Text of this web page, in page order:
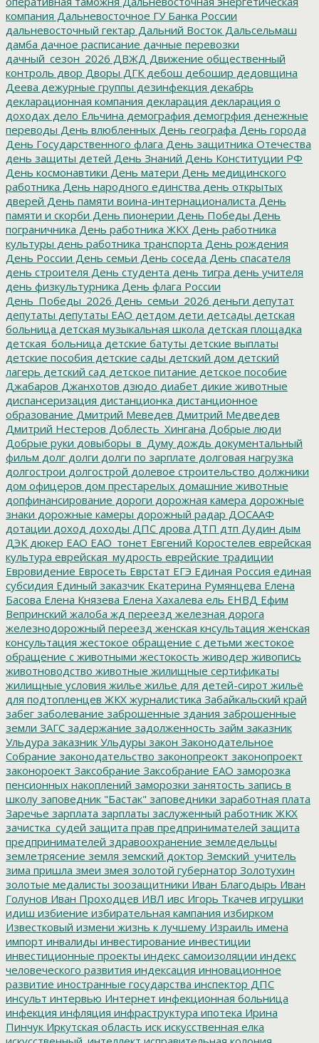
компания Дальневосточное ГУ Банка России
дальневосточный гектар Дальний Восток Дальсельмаш
дамба дачное расписание дачные перевозки
дачный_сезон_2026 ДВЖД Движение общественный
контроль двор Дворы ДГК дебош дебошир дедовщина
Деева дежурные группы дезинфекция декабрь
декларационная компания декларация декларация о
доходах дело Ельчина демография демогрфия денежные
переводы День влюбленных День географа День города
День Государственного флага День защитника Отечества
день защиты детей День Знаний День Конституции РФ
День космонавтики День матери День медицинского
работника День народного единства день открытых
дверей День памяти воина-интернационалиста День
памяти и скорби День пионерии День Победы День
пограничника День работника ЖКХ День работника
культуры день работника транспорта День рождения
День России День семьи День соседа День спасателя
день строителя День студента день тигра день учителя
день физкультурника День флага России
День_Победы_2026 День_семьи_2026 деньги депутат
депутаты депутаты ЕАО детдом дети детсады детская
больница детская музыкальная школа детская площадка
детская_больница детские батуты детские выплаты
детские пособия детские сады детский дом детский
лагерь детский сад детское питание детское пособие
Джабаров Джанхотов дзюдо диабет дикие животные
диспансеризация дистанционка дистанционное
образование Дмитрий Меведев Дмитрий Медведев
Дмитрий Нестеров Доблесть_Хингана Добрые люди
Добрые руки довыборы_в_Думу дождь документальный
фильм долг долги долги по зарплате долговая нагрузка
долгострои долгострой долевое строительство должники
дом офицеров дом престарелых домашние животные
допфинансирование дороги дорожная камера дорожные
знаки дорожные камеры дорожный радар ДОСААФ
дотации доход доходы ДПС дрова ДТП дтп Дудин дым
ДЭК дюкер ЕАО ЕАО_тонет Евгений Коростелев еврейская
культура еврейская_мудрость еврейские традиции
Евровидение Евросеть Еврстат ЕГЭ Единая Россия единая
субсидия Единый заказчик Екатерина Румянцева Елена
Басова Елена Князева Елена Хахалева ель ЕНВД Ефим
Вепринский жалоба жд переезд железная дорога
железнодорожный переезд женская кнсультация женская
консультация жестокое обращение с детьми жестокое
обращение с животными жестокость живодер живопись
животноводство животные жилищные сертификаты
жилищные условия жилье жилье для детей-сирот жильё
для подтопленцев ЖКХ журналистика Забайкальский край
забег заболевание заброшенные здания заброшенные
земли ЗАГС задержание задолженность займ заказник
Ульдура заказник Ульдуры закон Законодательное
Собрание законодательство законопреокт законопроект
законороект Заксобрание Заксобрание ЕАО заморозка
пенсионных накоплений заморозки занятость запись в
школу заповедник "Бастак" заповедники заработная плата
Заречье зарплата зарплаты заслуженный работник ЖКХ
зачистка_судей защита прав предпринимателей защита
предпринимателей здравоохранение земледельцы
землетрясение земля земский доктор Земский_учитель
зима пришла змеи змея золотой губернатор Золотухин
золотые медалисты зоозащитники Иван Благодырь Иван
Голунов Иван Проходцев ИВЛ ивс Игорь Ткачев игрушки
идиш избиение избирательная кампания избирком
Известковый измени жизнь к лучшему Израиль имена
импорт инвалиды инвестирование инвестиции
инвестиционные проекты индекс самоизоляции индекс
человеческого развития индексация инновационное
развитие иностранные государства инспектор ДПС
инсульт интервью Интернет инфекционная больница
инфекция инфляция инфраструктура ипотека Ирина
Пинчук Иркутская область иск искусственная елка